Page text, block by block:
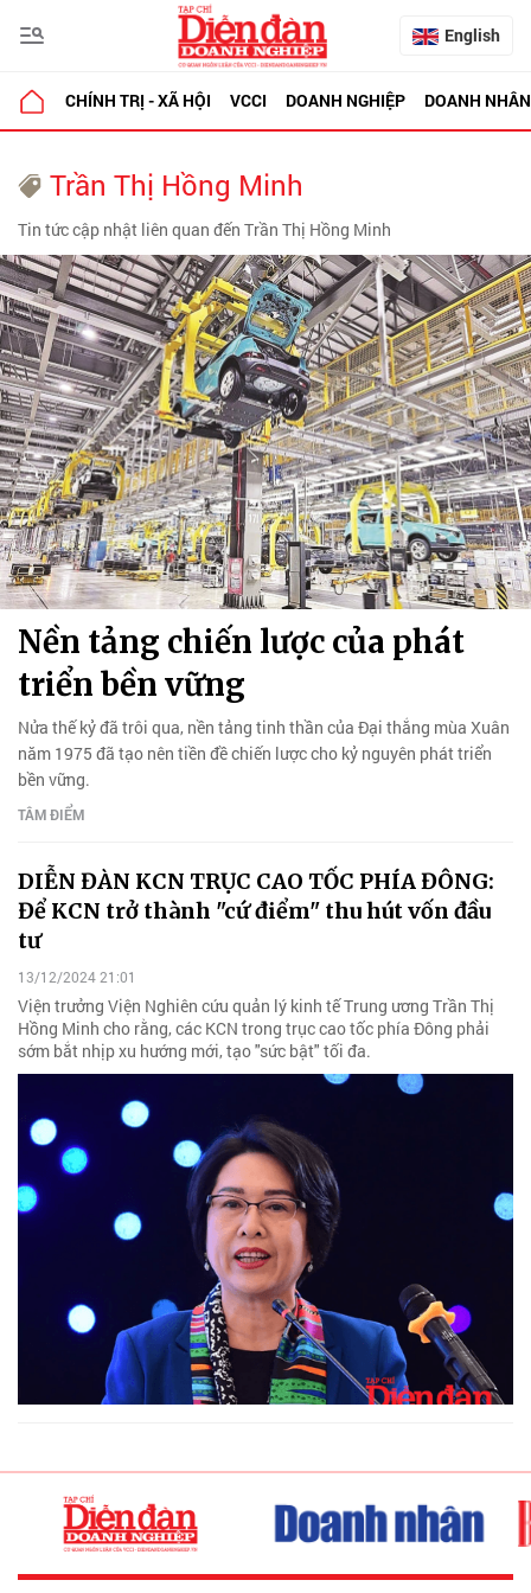
English
CHÍNH TRỊ - XÃ HỘI VCCI DOANH NGHIỆP DOANH NHÂN
Trần Thị Hồng Minh
Tin tức cập nhật liên quan đến Trần Thị Hồng Minh
Nền tảng chiến lược của phát
triển bền vững
Nửa thế kỷ đã trôi qua, nền tảng tinh thần của Đại thắng mùa Xuân
năm 1975 đã tạo nên tiền đề chiến lược cho kỷ nguyên phát triển
bền vững.
TÂM ĐIỂM
DIỄN ĐÀN KCN TRỤC CAO TỐC PHÍA ĐÔNG:
Để KCN trở thành "cứ điểm" thu hút vốn đầu
tư
13/12/2024 21:01
Viện trưởng Viện Nghiên cứu quản lý kinh tế Trung ương Trần Thị
Hồng Minh cho rằng, các KCN trong trục cao tốc phía Đông phải
sớm bắt nhịp xu hướng mới, tạo "sức bật" tối đa.